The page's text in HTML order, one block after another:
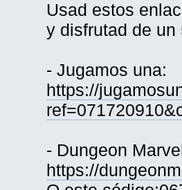
Usad estos
y disfrutad de un
- Jugamos una:
https://
- Dungeon
https://